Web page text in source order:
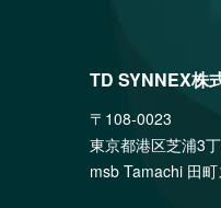
TD SYNNEX株
〒108-0023
東京都港区芝浦3
msb Tamachi 田